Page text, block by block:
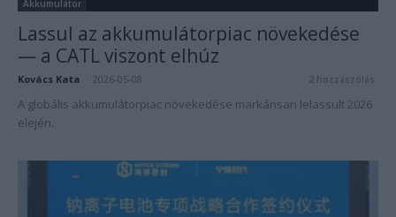
Akkumulátor
Lassul az akkumulátorpiac növekedése
— a CATL viszont elhúz
Kovács Kata 2026-05-08 2 hozzászólás
A globális akkumulátorpiac növekedése markánsan lelassult 2026
elején.